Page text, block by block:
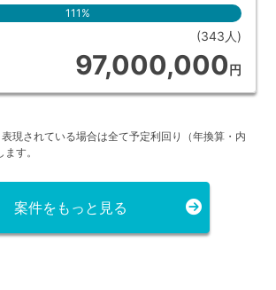
111%
(343人)
97,000,000円
現されている場合は全て予定利回り（年換算・内
す。
案件をもっと見る